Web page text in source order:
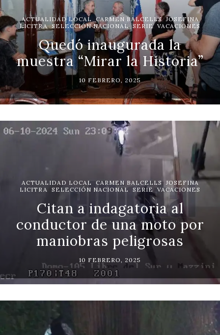
ACTUALIDAD LOCAL , CARMEN BALCELLS,JOSEFINA
LICITRA,SELECCIÓN NACIONAL ,SERIE, VACACIONES
Quedó inaugurada la
muestra “Mirar la Historia”
10 FEBRERO, 2025
ACTUALIDAD LOCAL, CARMEN BALCELLS , JOSEFINA
LICITRA
SELECCIÓN NACIONAL SERIE ,VACACIONES
Citan a indagatoria al
conductor de una moto por
maniobras peligrosas
10 FEBRERO, 2025